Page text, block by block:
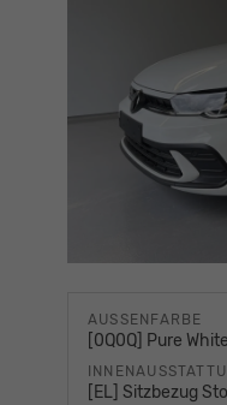
AUSSENFARBE
[0Q0Q] Pure White
[EL] Sitzbezug